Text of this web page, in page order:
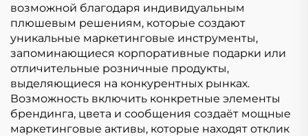
возможной благодаря индивидуальным
плюшевым решениям, которые создают
уникальные маркетинговые инструменты,
запоминающиеся корпоративные подарки или
отличительные розничные продукты,
выделяющиеся на конкурентных рынках.
Возможность включить конкретные элементы
брендинга, цвета и сообщения создаёт мощные
маркетинговые активы, которые находят отклик